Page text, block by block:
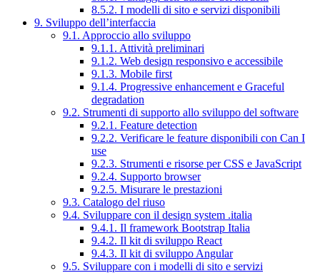
8.5.2. I modelli di sito e servizi disponibili
9. Sviluppo dell’interfaccia
9.1. Approccio allo sviluppo
9.1.1. Attività preliminari
9.1.2. Web design responsivo e accessibile
9.1.3. Mobile first
9.1.4. Progressive enhancement e Graceful
degradation
9.2. Strumenti di supporto allo sviluppo del software
9.2.1. Feature detection
9.2.2. Verificare le feature disponibili con Can I
use
9.2.3. Strumenti e risorse per CSS e JavaScript
9.2.4. Supporto browser
9.2.5. Misurare le prestazioni
9.3. Catalogo del riuso
9.4. Sviluppare con il design system .italia
9.4.1. Il framework Bootstrap Italia
9.4.2. Il kit di sviluppo React
9.4.3. Il kit di sviluppo Angular
9.5. Sviluppare con i modelli di sito e servizi